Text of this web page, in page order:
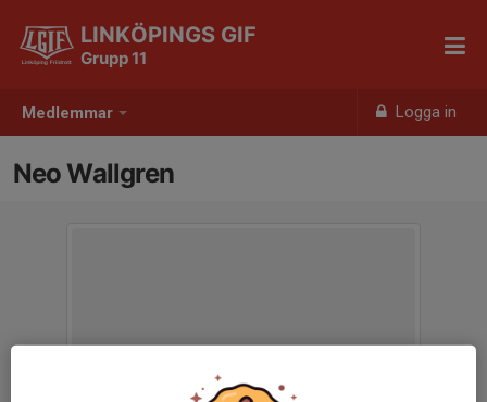
Medlemmar Logga in
LINKÖPINGS GIF
Grupp 11
Neo Wallgren